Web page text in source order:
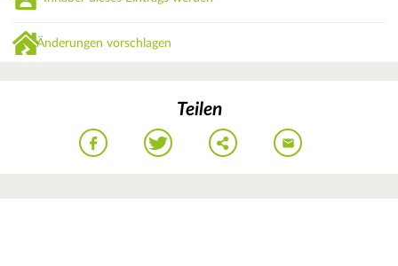
Änderungen vorschlagen
Teilen